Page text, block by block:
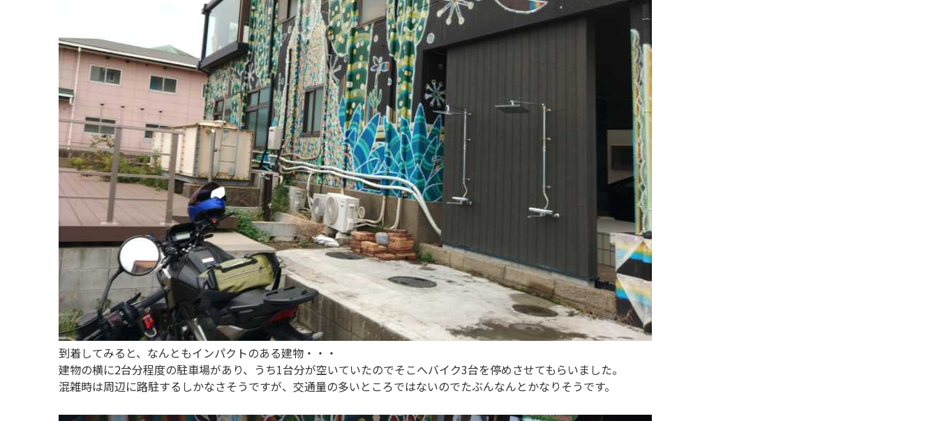
到着してみると、なんともインパクトのある建物・・・
建物の横に2台分程度の駐車場があり、うち1台分が空いていたのでそこへバイク3台を停めさせてもらいました。
混雑時は周辺に路駐するしかなさそうですが、交通量の多いところではないのでたぶんなんとかなりそうです。